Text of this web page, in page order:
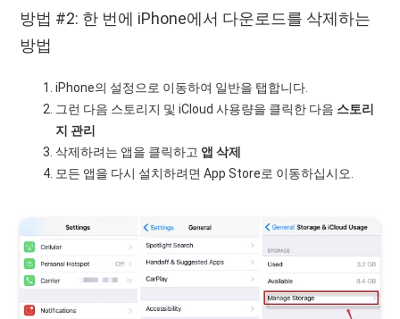
방법 #2: 한 번에 iPhone에서 다운로드를 삭제하는
방법
iPhone의 설정으로 이동하여 일반을 탭합니다.
그런 다음 스토리지 및 iCloud 사용량을 클릭한 다음 스토리
지 관리
삭제하려는 앱을 클릭하고 앱 삭제
모든 앱을 다시 설치하려면 App Store로 이동하십시오.